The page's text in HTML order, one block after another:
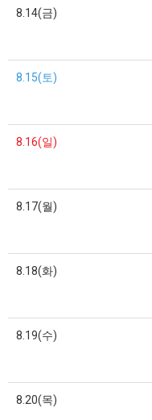
8.14(금)
8.15(토)
8.16(일)
8.17(월)
8.18(화)
8.19(수)
8.20(목)